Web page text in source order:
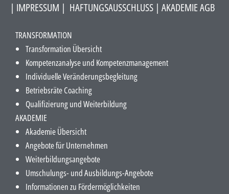
| IMPRESSUM | HAFTUNGSAUSSCHLUSS​ | AKADEMIE AGB
TRANSFORMATION
Transformation Übersicht
Kompetenzanalyse und Kompetenzmanagement
Individuelle Veränderungsbegleitung
Betriebsräte Coaching
Qualifizierung und Weiterbildung
AKADEMIE
Akademie Übersicht
Angebote für Unternehmen
Weiterbildungsangebote
Umschulungs- und Ausbildungs-Angebote
Informationen zu Fördermöglichkeiten